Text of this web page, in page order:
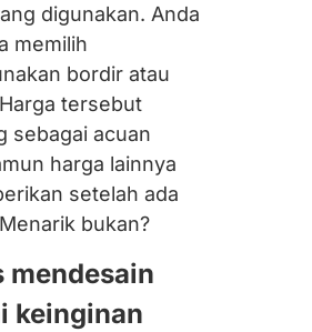
digunakan. Anda
memilih
bordir atau
tersebut
sebagai acuan
harga lainnya
setelah ada
bukan?
mendesain
keinginan